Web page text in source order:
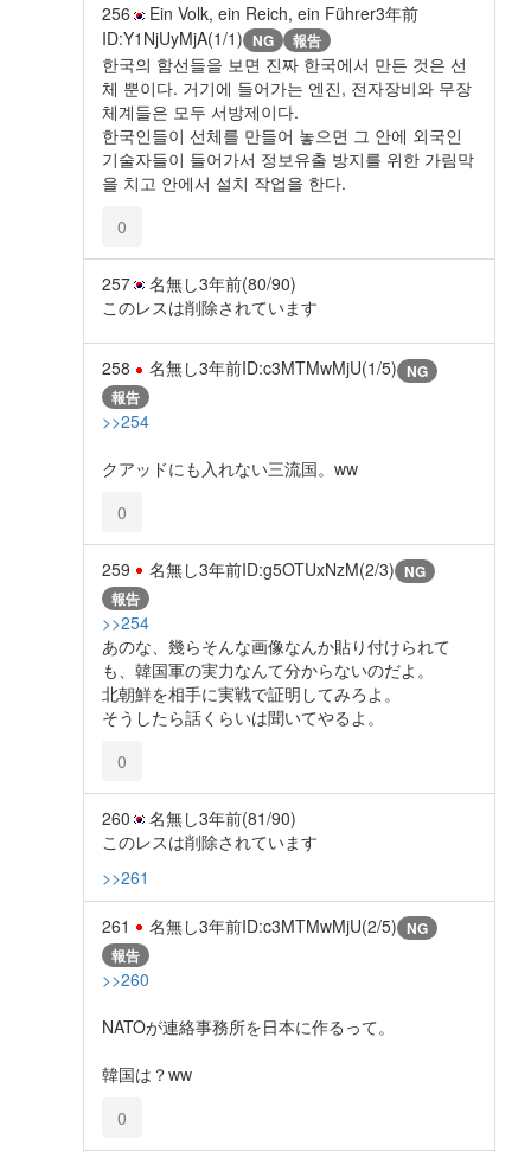
256 Ein Volk, ein Reich, ein Führer3年前
ID:Y1NjUyMjA(1/1) NG 報告
한국의 함선들을 보면 진짜 한국에서 만든 것은 선
체 뿐이다. 거기에 들어가는 엔진, 전자장비와 무장
체계들은 모두 서방제이다.
한국인들이 선체를 만들어 놓으면 그 안에 외국인
기술자들이 들어가서 정보유출 방지를 위한 가림막
을 치고 안에서 설치 작업을 한다.
0
257 名無し3年前(80/90)
このレスは削除されています
258 名無し3年前ID:c3MTMwMjU(1/5) NG
報告
>>254
クアッドにも入れない三流国。ww
0
259 名無し3年前ID:g5OTUxNzM(2/3) NG
報告
>>254
あのな、幾らそんな画像なんか貼り付けられて
も、韓国軍の実力なんて分からないのだよ。
北朝鮮を相手に実戦で証明してみろよ。
そうしたら話くらいは聞いてやるよ。
0
260 名無し3年前(81/90)
このレスは削除されています
>>261
261 名無し3年前ID:c3MTMwMjU(2/5) NG
報告
>>260
NATOが連絡事務所を日本に作るって。
韓国は？ww
0